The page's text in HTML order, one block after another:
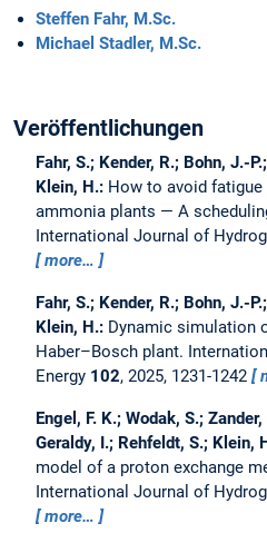
Steffen Fahr, M.Sc.
Michael Stadler, M.Sc.
Veröffentlichungen
Fahr, S.; Kender, R.; Bohn, J.-
Klein, H.: How to avoid
ammonia plants — A
International Journal of
more…
Fahr, S.; Kender, R.; Bohn, J.-
Klein, H.: Dynamic simulation
Haber–Bosch plant.
Energy 102, 2025, 1231-1242
Engel, F. K.; Wodak, S.;
Geraldy, I.; Rehfeldt, S.; Klein,
model of a proton exchange
International Journal of
more…